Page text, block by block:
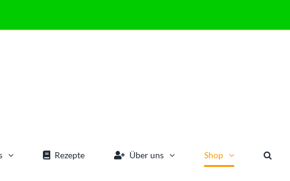
Rezepte Über uns Shop